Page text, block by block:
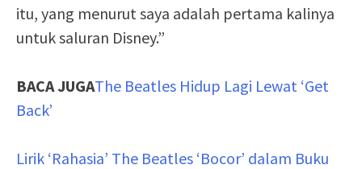
itu, yang menurut saya adalah pertama kalinya
untuk saluran Disney.”
BACA JUGAThe Beatles Hidup Lagi Lewat ‘Get
Back’
Lirik ‘Rahasia’ The Beatles ‘Bocor’ dalam Buku